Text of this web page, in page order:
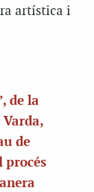
artística i
de la
de
procés